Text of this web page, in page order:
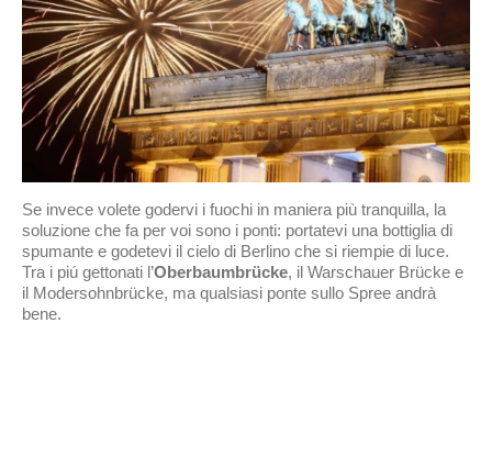
Se invece volete godervi i fuochi in maniera più tranquilla, la
soluzione che fa per voi sono i ponti: portatevi una bottiglia di
spumante e godetevi il cielo di Berlino che si riempie di luce.
Tra i piú gettonati l’Oberbaumbrücke, il Warschauer Brücke e
il Modersohnbrücke, ma qualsiasi ponte sullo Spree andrà
bene.